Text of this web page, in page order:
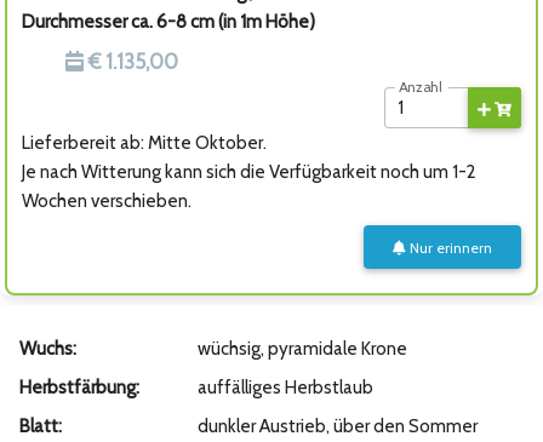
Durchmesser ca. 6-8 cm (in 1m Höhe)
€ 1.135,00
Anzahl
Lieferbereit ab: Mitte Oktober.
Je nach Witterung kann sich die Verfügbarkeit noch um 1-2
Wochen verschieben.
Nur erinnern
Wuchs:
wüchsig, pyramidale Krone
Herbstfärbung:
auffälliges Herbstlaub
Blatt:
dunkler Austrieb, über den Sommer